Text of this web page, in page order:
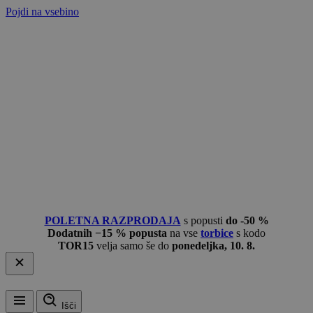
Pojdi na vsebino
POLETNA RAZPRODAJA s popusti do -50 %
Dodatnih −15 % popusta na vse torbice s kodo
TOR15 velja samo še do ponedeljka, 10. 8.
Išči